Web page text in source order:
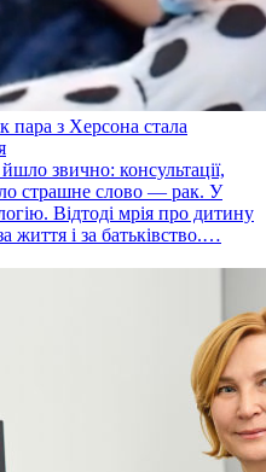
пара з Херсона стала
звично: консультації,
страшне слово — рак. У
Відтоді мрія про дитину
життя і за батьківство.…